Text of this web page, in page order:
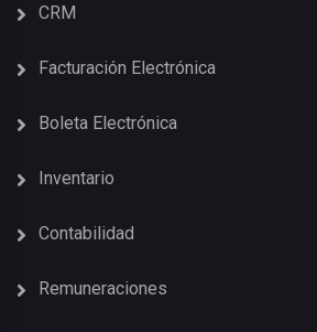
CRM
Facturación Electrónica
Boleta Electrónica
Inventario
Contabilidad
Remuneraciones